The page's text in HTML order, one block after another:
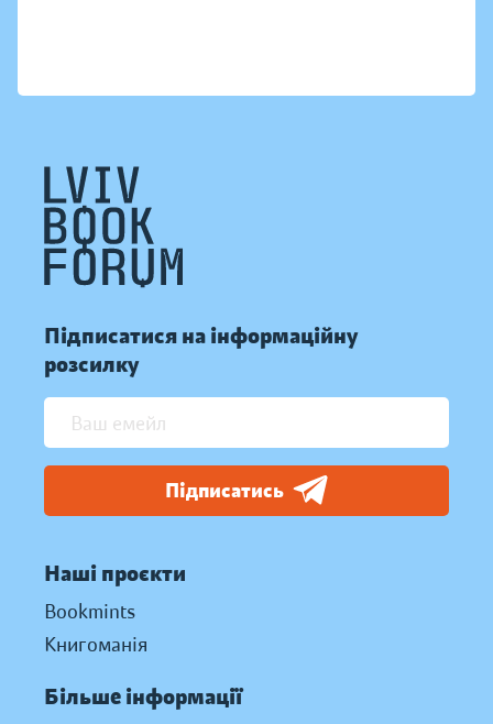
Підписатися на інформаційну
розсилку
Підписатись
Наші проєкти
Bookmints
Книгоманія
Більше інформації